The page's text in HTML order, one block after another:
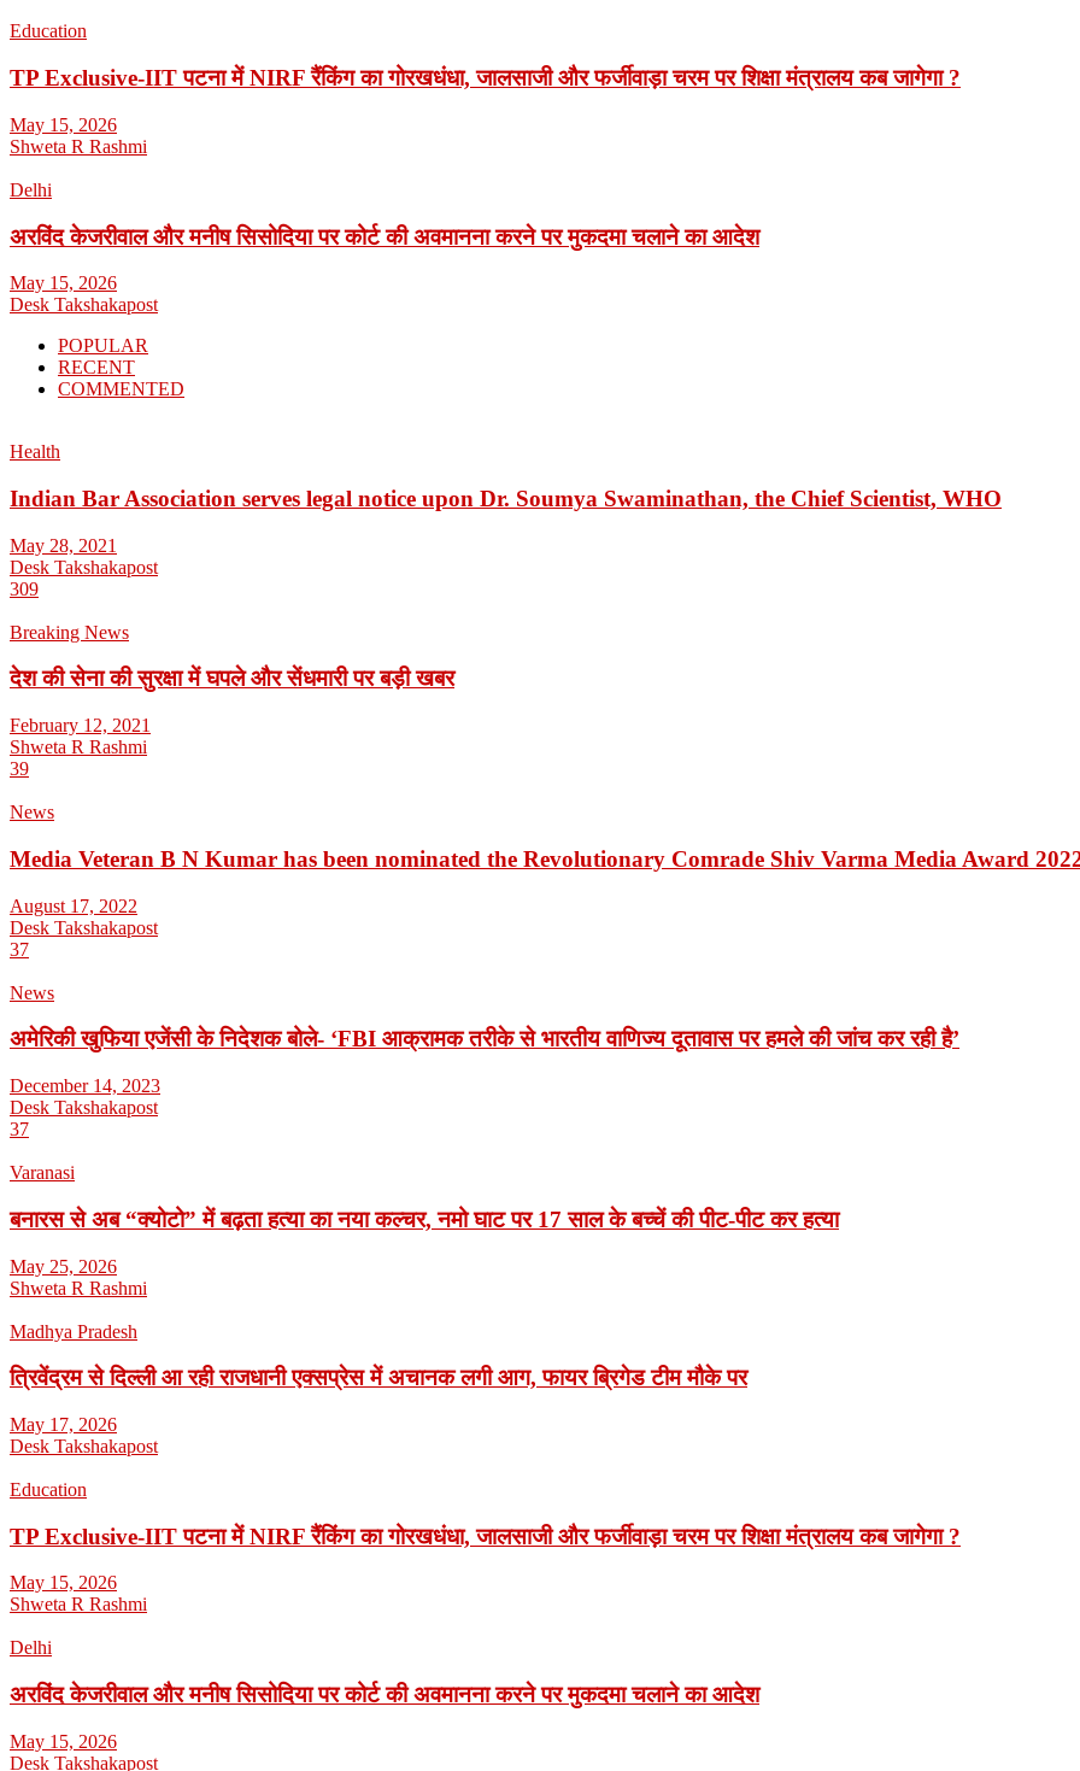
Education
TP Exclusive-IIT पटना में NIRF रैंकिंग का गोरखधंधा, जालसाजी और फर्जीवाड़ा चरम पर शिक्षा मंत्रालय कब जागेगा ?
May 15, 2026
Shweta R Rashmi
Delhi
अरविंद केजरीवाल और मनीष सिसोदिया पर कोर्ट की अवमानना करने पर मुकदमा चलाने का आदेश
May 15, 2026
Desk Takshakapost
POPULAR
RECENT
COMMENTED
Health
Indian Bar Association serves legal notice upon Dr. Soumya Swaminathan, the Chief Scientist, WHO
May 28, 2021
Desk Takshakapost
309
Breaking News
देश की सेना की सुरक्षा में घपले और सेंधमारी पर बड़ी खबर
February 12, 2021
Shweta R Rashmi
39
News
Media Veteran B N Kumar has been nominated the Revolutionary Comrade Shiv Varma Media Award
August 17, 2022
Desk Takshakapost
37
News
अमेरिकी खुफिया एजेंसी के निदेशक बोले- ‘FBI आक्रामक तरीके से भारतीय वाणिज्य दूतावास पर हमले की जांच कर रही है’
December 14, 2023
Desk Takshakapost
37
Varanasi
बनारस से अब “क्योटो” में बढ़ता हत्या का नया कल्चर, नमो घाट पर 17 साल के बच्चें की पीट-पीट कर हत्या
May 25, 2026
Shweta R Rashmi
Madhya Pradesh
त्रिवेंद्रम से दिल्ली आ रही राजधानी एक्सप्रेस में अचानक लगी आग, फायर ब्रिगेड टीम मौके पर
May 17, 2026
Desk Takshakapost
Education
TP Exclusive-IIT पटना में NIRF रैंकिंग का गोरखधंधा, जालसाजी और फर्जीवाड़ा चरम पर शिक्षा मंत्रालय कब जागेगा ?
May 15, 2026
Shweta R Rashmi
Delhi
अरविंद केजरीवाल और मनीष सिसोदिया पर कोर्ट की अवमानना करने पर मुकदमा चलाने का आदेश
May 15, 2026
Desk Takshakapost